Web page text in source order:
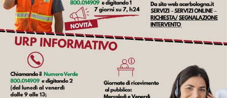
n
e
Tutti
gli
argomenti...